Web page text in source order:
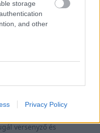
storage
and other
Privacy Policy
Antonio Felix da
német versenyző ugyanis
versenyző és